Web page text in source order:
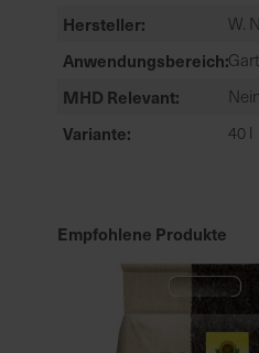
Hersteller W.
Anwendungsbereich
MHD Relevant Nein
Variante 40 l
Empfohlene Produkte